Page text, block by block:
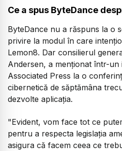
Ce a spus ByteDance
ByteDance nu a răspuns la o
privire la modul în care
Lemon8. Dar consilierul
Andersen, a menționat într-
Associated Press la o
cibernetică de săptămâna
dezvolte aplicația.
"Evident, vom face tot ce
pentru a respecta legislația
asigura că facem ceea ce